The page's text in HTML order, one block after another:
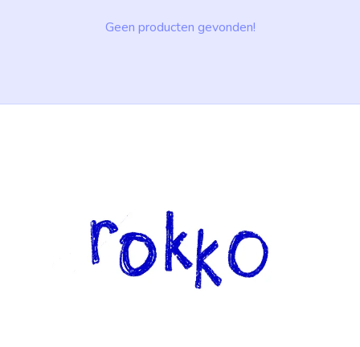
Geen producten gevonden!